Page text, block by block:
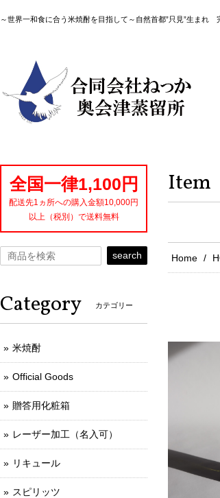
～世界一和食に合う米焼酎を目指して～自然首都”只見”生まれ
Item
Home
全国一律1,100円
配送先1ヵ所への購入金額10,000円
以上（税別）で送料無料
search
Category カテゴリー
米焼酎
Official Goods
贈答用化粧箱
レーザー加工（名入可）
リキュール
スピリッツ